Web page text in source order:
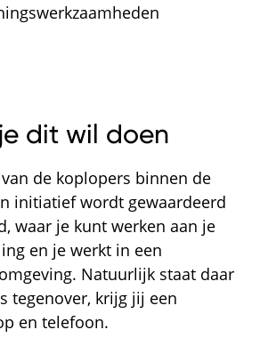
dit wil doen
de koplopers binnen de
initiatief wordt gewaardeerd
waar je kunt werken aan je
en je werkt in een
Natuurlijk staat daar
tegenover, krijg jij een
en telefoon.